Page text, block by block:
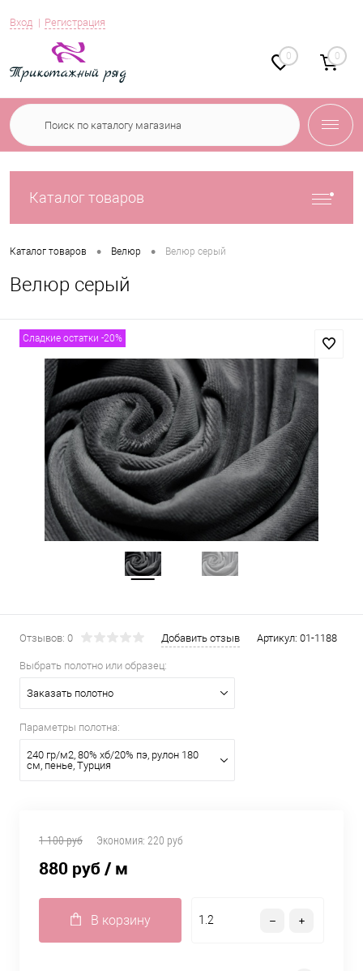
Вход Регистрация
0 0
Каталог товаров
Каталог товаров • Велюр • Велюр серый
Велюр серый
Сладкие остатки -20%
Отзывов: 0 Добавить отзыв Артикул: 01-1188
Выбрать полотно или образец:
Заказать полотно
Параметры полотна:
240 гр/м2, 80% хб/20% пэ, рулон 180
см, пенье, Турция
1 100 руб Экономия: 220 руб
880 руб/ м
В корзину